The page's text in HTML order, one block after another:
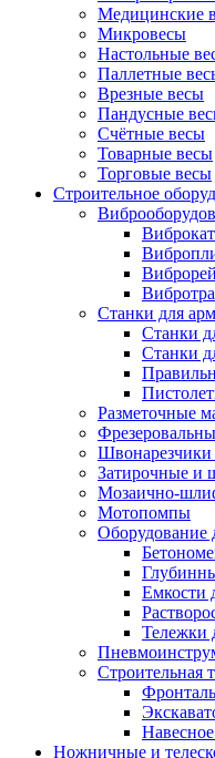
Медицинские
Микровесы
Настольные
Паллетные
Врезные весы
Пандусные
Счётные весы
Товарные весы
Торговые весы
Строительное
Станки для
Станки
Станки
Разметочные
Швонарезчики
Затирочные и
Мозаично-
Мотопомпы
Оборудование
Емкости
Тележки
Строительная
Ножничные и